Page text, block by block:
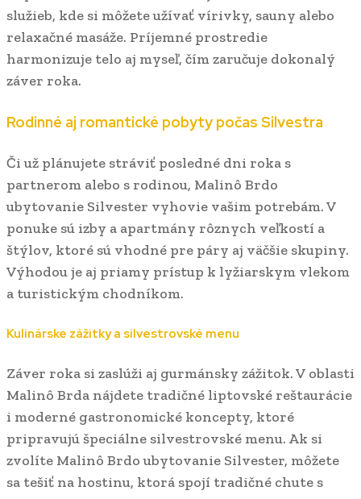
služieb, kde si môžete užívať vírivky, sauny alebo
relaxačné masáže. Príjemné prostredie
harmonizuje telo aj myseľ, čím zaručuje dokonalý
záver roka.
Rodinné aj romantické pobyty počas Silvestra
Či už plánujete stráviť posledné dni roka s
partnerom alebo s rodinou, Malinô Brdo
ubytovanie Silvester vyhovie vašim potrebám. V
ponuke sú izby a apartmány rôznych veľkostí a
štýlov, ktoré sú vhodné pre páry aj väčšie skupiny.
Výhodou je aj priamy prístup k lyžiarskym vlekom
a turistickým chodníkom.
Kulinárske zážitky a silvestrovské menu
Záver roka si zaslúži aj gurmánsky zážitok. V oblasti
Malinô Brda nájdete tradičné liptovské reštaurácie
i moderné gastronomické koncepty, ktoré
pripravujú špeciálne silvestrovské menu. Ak si
zvolíte Malinô Brdo ubytovanie Silvester, môžete
sa tešiť na hostinu, ktorá spojí tradičné chute s